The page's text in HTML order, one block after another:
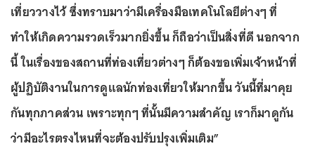
เที่ยววางไว้ ซึ่งทราบมาว่ามีเครื่องมือเทคโนโลยีต่างๆ ที่
ทำให้เกิดความรวดเร็วมากยิ่งขึ้น ก็ถือว่าเป็นสิ่งที่ดี นอกจาก
นี้ ในเรื่องของสถานที่ท่องเที่ยวต่างๆ ก็ต้องขอเพิ่มเจ้าหน้าที่
ผู้ปฏิบัติงานในการดูแลนักท่องเที่ยวให้มากขึ้น วันนี้ที่มาคุย
กันทุกภาคส่วน เพราะทุกๆ ที่นั้นมีความสำคัญ เราก็มาดูกัน
ว่ามีอะไรตรงไหนที่จะต้องปรับปรุงเพิ่มเติม”